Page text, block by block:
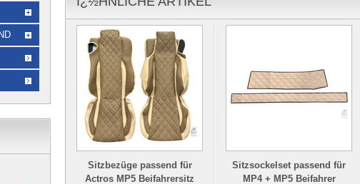
Sitzbezüge passend für
Actros MP5 Beifahrersitz
Sitzsockelset passend für
MP4 + MP5 Beifahrer